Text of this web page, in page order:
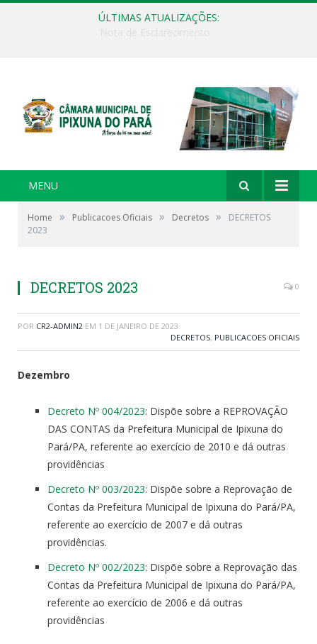
ÚLTIMAS ATUALIZAÇÕES:
MENU
Home » Publicacoes Oficiais » Decretos »
DECRETOS
2023
DECRETOS 2023 0
POR CR2-ADMIN2 EM 1 DE JANEIRO DE 2023
DECRETOS, PUBLICACOES OFICIAIS
Dezembro
Decreto Nº 004/2023: Dispõe sobre a REPROVAÇÃO
DAS CONTAS da Prefeitura Municipal de Ipixuna do
Pará/PA, referente ao exercício de 2010 e dá outras
providências
Decreto Nº 003/2023: Dispõe sobre a Reprovação de
Contas da Prefeitura Municipal de Ipixuna do Pará/PA,
referente ao exercício de 2007 e dá outras
providências.
Decreto Nº 002/2023: Dispõe sobre a Reprovação das
Contas da Prefeitura Municipal de Ipixuna do Pará/PA,
referente ao exercício de 2006 e dá outras
providências